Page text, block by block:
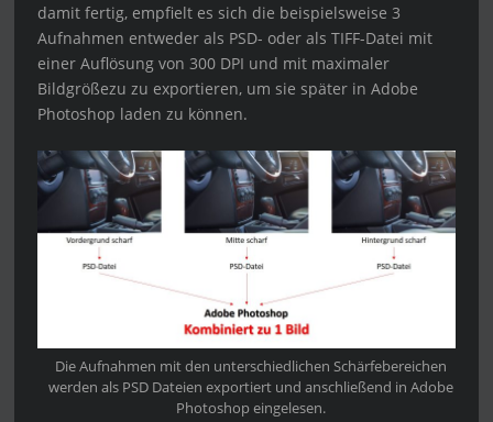
damit fertig, empfielt es sich die beispielsweise 3
Aufnahmen entweder als PSD- oder als TIFF-Datei mit
einer Auflösung von 300 DPI und mit maximaler
Bildgrößezu zu exportieren, um sie später in Adobe
Photoshop laden zu können.
Die Aufnahmen mit den unterschiedlichen Schärfebereichen
werden als PSD Dateien exportiert und anschließend in Adobe
Photoshop eingelesen.